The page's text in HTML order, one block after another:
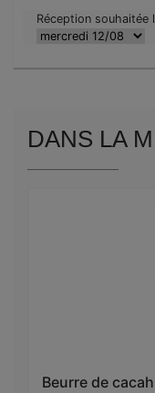
Réception souhaitée
DANS LA
Beurre de